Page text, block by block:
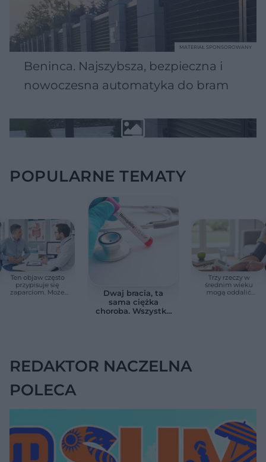
Beninca. Najszybsza, bezpieczna i
nowoczesna automatyka do bram
MATERIAŁ SPONSOROWANY
POPULARNE TEMATY
Ten objaw często
przypisuje się
zaparciom. Może
Dwaj bracia, ta
sama ciężka
choroba. Wszystko
Trzy rzeczy w
średnim wieku
mogą oddalić
REDAKTOR NACZELNA
POLECA